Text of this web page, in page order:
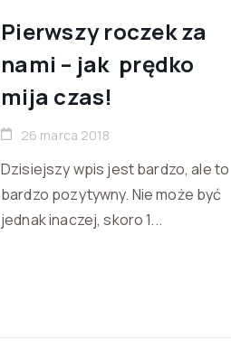
Pierwszy roczek za
nami – jak prędko
mija czas!
26 marca 2018
Dzisiejszy wpis jest bardzo, ale to
bardzo pozytywny. Nie może być
jednak inaczej, skoro 1...